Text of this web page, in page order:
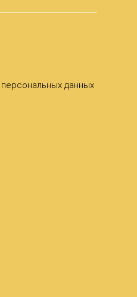
данных